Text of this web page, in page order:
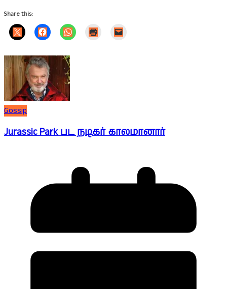
Share this:
Gossip
Jurassic Park பட நடிகர் காலமானார்